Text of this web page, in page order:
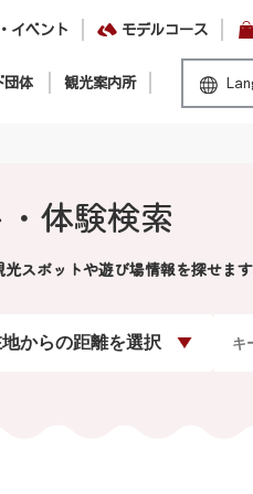
イベント モデルコース
団体 観光案内所
体験検索
スポットや遊び場情報を探せま
からの距離を選択